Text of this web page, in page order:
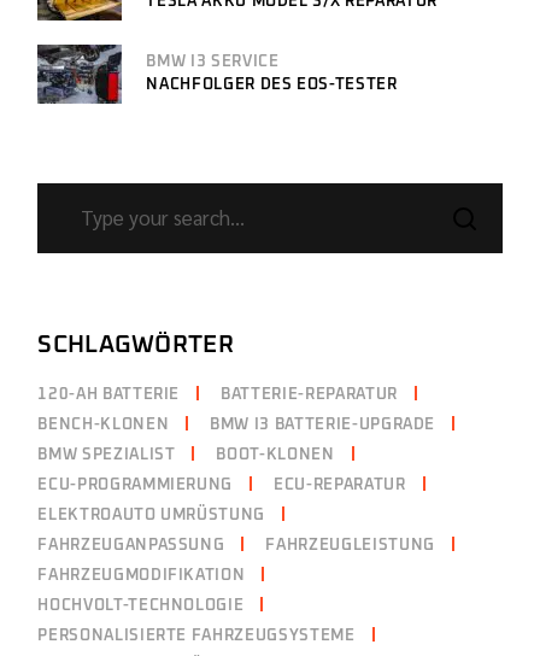
BMW I3 SERVICE
NACHFOLGER DES EOS-TESTER
SCHLAGWÖRTER
120-AH BATTERIE
BATTERIE-REPARATUR
BENCH-KLONEN
BMW I3 BATTERIE-UPGRADE
BMW SPEZIALIST
BOOT-KLONEN
ECU-PROGRAMMIERUNG
ECU-REPARATUR
ELEKTROAUTO UMRÜSTUNG
FAHRZEUGANPASSUNG
FAHRZEUGLEISTUNG
FAHRZEUGMODIFIKATION
HOCHVOLT-TECHNOLOGIE
PERSONALISIERTE FAHRZEUGSYSTEME